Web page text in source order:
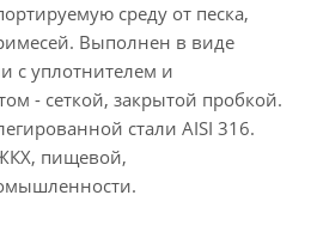
среду от песка,
Выполнен в виде
с уплотнителем и
- сеткой, закрытой пробкой.
стали AISI 316.
пищевой,